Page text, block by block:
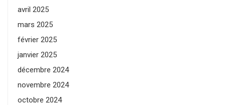
avril 2025
mars 2025
février 2025
janvier 2025
décembre 2024
novembre 2024
octobre 2024